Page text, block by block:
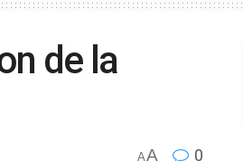
de la
AA 0